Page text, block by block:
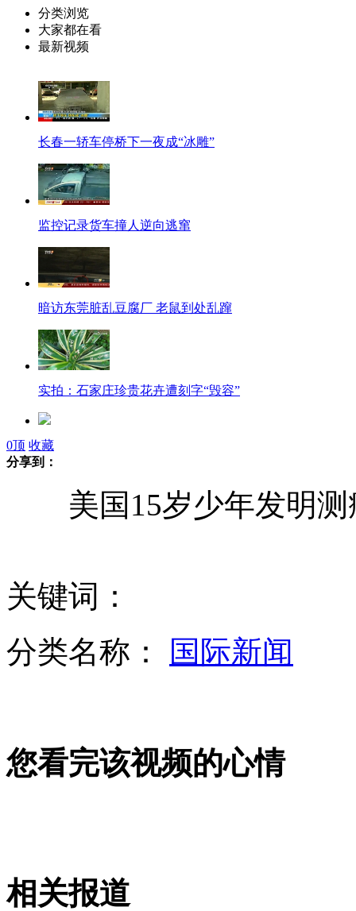
分类浏览
大家都在看
最新视频
长春一轿车停桥下一夜成“冰雕”
监控记录货车撞人逆向逃窜
暗访东莞脏乱豆腐厂 老鼠到处乱蹿
实拍：石家庄珍贵花卉遭刻字“毁容”
男子帮女同事网购内衣 引发家庭大战
韩方称朝鲜切断朝韩热线电话
长春桥下一轿车被冻成“冰雕”
0顶 收藏
分享到：
美国15岁少年发明测
关键词：
分类名称：
国际新闻
您看完该视频的心情
相关报道